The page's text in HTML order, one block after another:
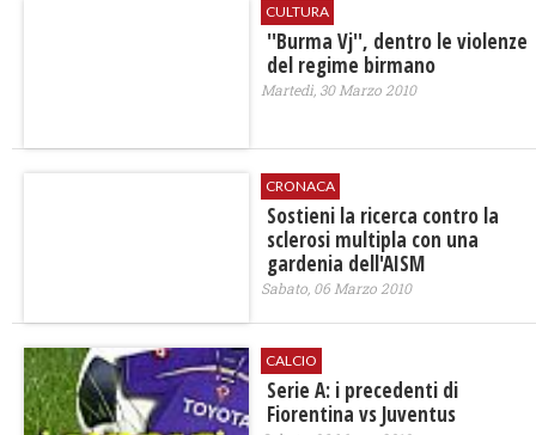
CULTURA
''Burma Vj'', dentro le violenze
del regime birmano
Martedì, 30 Marzo 2010
CRONACA
Sostieni la ricerca contro la
sclerosi multipla con una
gardenia dell'AISM
Sabato, 06 Marzo 2010
CALCIO
Serie A: i precedenti di
Fiorentina vs Juventus